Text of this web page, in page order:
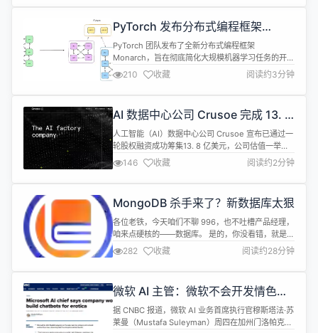
Environment（智能体执行环境）” 框架，目标是让
境； 以安全、标准...
PyTorch 发布分布式编程框架
Monarch：让分布式 AI 训练像单机
一样简单
PyTorch 团队发布了全新分布式编程框架
Monarch，旨在彻底简化大规模机器学习任务的开发
与部署。Monarch 采用“单控制器（single-
controller）模型”，允许开发者用一份普通的
Python 脚本，就能控制跨越上千张 GPU 的集群训
理同步、故障恢复、跨节点通信等复杂细节，而
Mon...
210 收藏 阅读约3分钟
AI 数据中心公司 Crusoe 完成 13. 8
亿美元股权融资
人工智能（AI）数据中心公司 Crusoe 宣布已通过一
轮股权融资成功筹集13. 8 亿美元，公司估值一举突
破100 亿美元大关。 Crusoe目前运营着一个位于德
克萨斯州的大型数据中心综合体，为行业巨头
OpenAI和甲骨文公司提供关键服务。 此轮融资由知
富基金穆巴达拉投资公司旗下的资产管理...
146 收藏 阅读约2分钟
MongoDB 杀手来了？新数据库太狠
各位老铁，今天咱们不聊 996，也不吐槽产品经理，
咱来点硬核的——数据库。 是的，你没看错，就是那
个藏在后端深处、默默扛下所有请求压力、背锅时永
远第一个被拉出来祭天的数据库。 如果你用过
MongoDB，那你一定经历过这些名场面： 数据量一
停机迁移数据，半夜三点上线改配置； 写入高峰一
到，副本集直接罢工：“老...
282 收藏 阅读约28分钟
微软 AI 主管：微软不会开发情色类
AI，与 OpenAI 划清界限
据 CNBC 报道，微软 AI 业务首席执行官穆斯塔法·苏
莱曼（Mustafa Suleyman）周四在加州门洛帕克举